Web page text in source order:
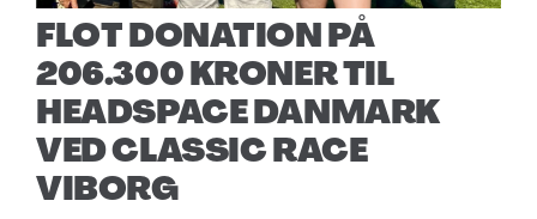
Støt
Søg
efter:
FLOT DONATION PÅ
206.300 KRONER TIL
HEADSPACE DANMARK
VED CLASSIC RACE
VIBORG